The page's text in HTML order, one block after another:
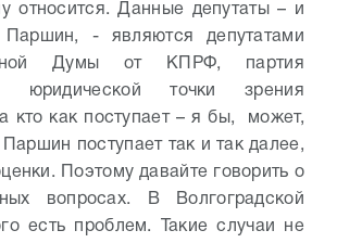
относится. Данные депутаты – и
- являются депутатами
Думы от КПРФ, партия
юридической точки зрения
кто как поступает – я бы, может,
Паршин поступает так и так далее,
Поэтому давайте говорить о
вопросах. В Волгоградской
есть проблем. Такие случаи не